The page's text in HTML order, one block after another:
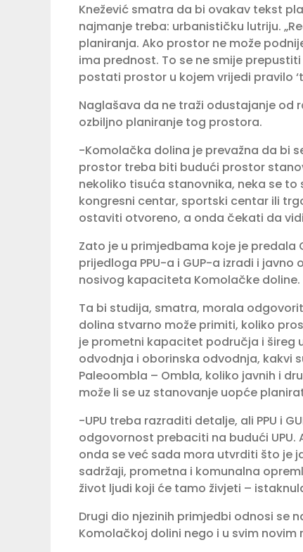
Knežević smatra da bi ovakav tekst
najmanje treba: urbanističku lutriju.
planiranja. Ako prostor ne može
ima prednost. To se ne smije
postati prostor u kojem vrijedi pravilo
Naglašava da ne traži odustajanje od
ozbiljno planiranje tog prostora.
-Komolačka dolina je prevažna da bi
prostor treba biti budući prostor
nekoliko tisuća stanovnika, neka se
kongresni centar, sportski centar ili
ostaviti otvoreno, a onda čekati da
Zato je u primjedbama koje je
prijedloga PPU-a i GUP-a izradi i
nosivog kapaciteta Komolačke doline.
Ta bi studija, smatra, morala
dolina stvarno može primiti, koliko
je prometni kapacitet područja i
odvodnja i oborinska odvodnja, kakvi
Paleoombla – Ombla, koliko javnih i
može li se uz stanovanje uopće
-UPU treba razraditi detalje, ali PPU i
odgovornost prebaciti na budući
onda se već sada mora utvrditi što je
sadržaji, prometna i komunalna
život ljudi koji će tamo živjeti –
Drugi dio njezinih primjedbi odnosi se
Komolačkoj dolini nego i u svim